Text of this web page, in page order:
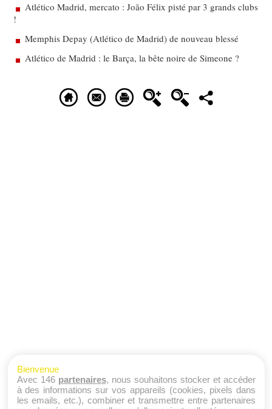
Atlético Madrid, mercato : João Félix pisté par 3 grands clubs
!
Memphis Depay (Atlético de Madrid) de nouveau blessé
Atlético de Madrid : le Barça, la bête noire de Simeone ?
Bienvenue
Avec 146 partenaires, nous souhaitons stocker et accéder
à des informations sur vos appareils (cookies, pixels dans
les emails, etc.), combiner et transmettre entre partenaires